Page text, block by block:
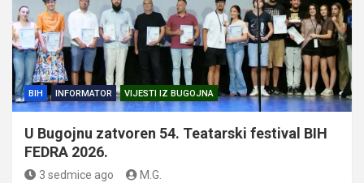
BIH INFORMATOR VIJESTI IZ BUGOJNA
U Bugojnu zatvoren 54. Teatarski festival BIH
FEDRA 2026.
3 sedmice ago M.G.